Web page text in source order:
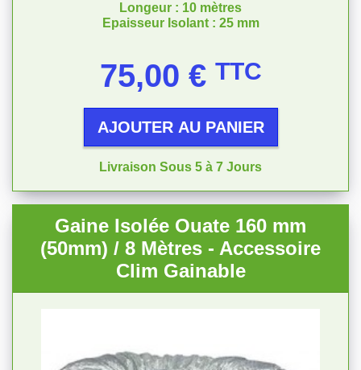
Longeur : 10 mètres
Epaisseur Isolant : 25 mm
75,00 € TTC
AJOUTER AU PANIER
Livraison Sous 5 à 7 Jours
Gaine Isolée Ouate 160 mm
(50mm) / 8 Mètres - Accessoire
Clim Gainable